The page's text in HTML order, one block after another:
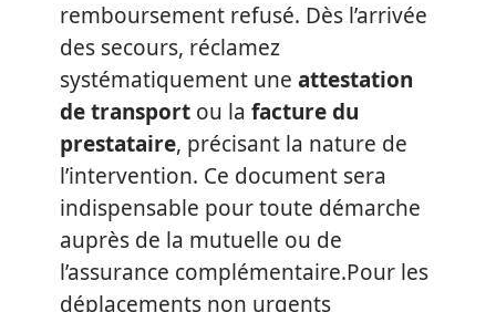
remboursement refusé. Dès l’arrivée
des secours, réclamez
systématiquement une attestation
de transport ou la facture du
prestataire, précisant la nature de
l’intervention. Ce document sera
indispensable pour toute démarche
auprès de la mutuelle ou de
l’assurance complémentaire.Pour les
déplacements non urgents